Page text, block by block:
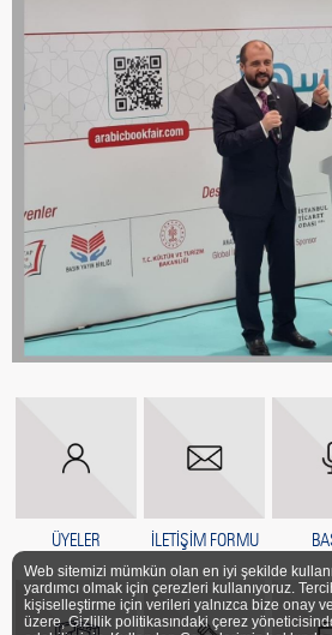
ÜYELER İLETİŞİM FORMU
Web sitemizi mümkün olan en iyi şekilde
yardımcı olmak için çerezleri kullanıyoruz.
kişiselleştirme için verileri yalnızca bize onay
üzere, Gizlilik politikasındaki çerez